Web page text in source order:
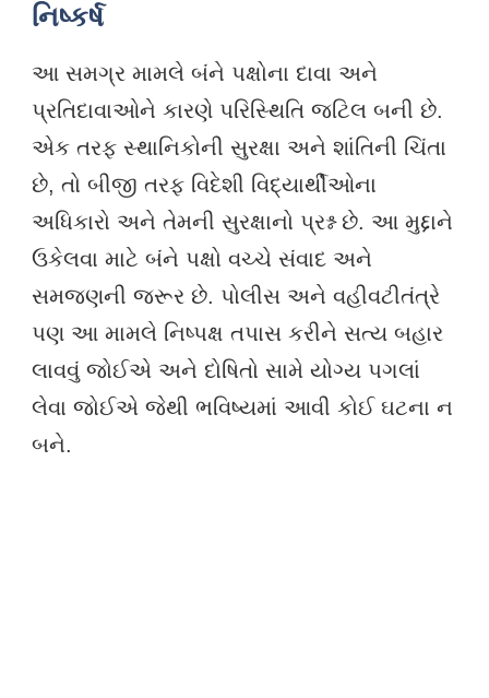
નિષ્કર્ષ
આ સમગ્ર મામલે બંને પક્ષોના દાવા અને
પ્રતિદાવાઓને કારણે પરિસ્થિતિ જટિલ બની છે.
એક તરફ સ્થાનિકોની સુરક્ષા અને શાંતિની ચિંતા
છે, તો બીજી તરફ વિદેશી વિદ્યાર્થીઓના
અધિકારો અને તેમની સુરક્ષાનો પ્રશ્ન છે. આ મુદ્દાને
ઉકેલવા માટે બંને પક્ષો વચ્ચે સંવાદ અને
સમજણની જરૂર છે. પોલીસ અને વહીવટીતંત્રે
પણ આ મામલે નિષ્પક્ષ તપાસ કરીને સત્ય બહાર
લાવવું જોઈએ અને દોષિતો સામે યોગ્ય પગલાં
લેવા જોઈએ જેથી ભવિષ્યમાં આવી કોઈ ઘટના ન
બને.